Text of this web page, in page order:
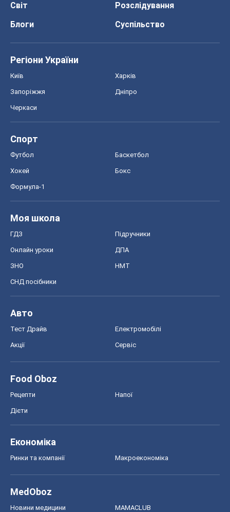
Світ
Розслідування
Блоги
Суспільство
Регіони України
Київ Харків
Запоріжжя Дніпро
Черкаси
Спорт
Футбол Баскетбол
Хокей Бокс
Формула-1
Моя школа
ГДЗ Підручники
Онлайн уроки ДПА
ЗНО НМТ
СНД посібники
Авто
Тест Драйв Електромобілі
Акції Сервіс
Food Oboz
Рецепти Напої
Дієти
Економіка
Ринки та компанії Макроекономіка
MedOboz
Новини медицини MAMACLUB